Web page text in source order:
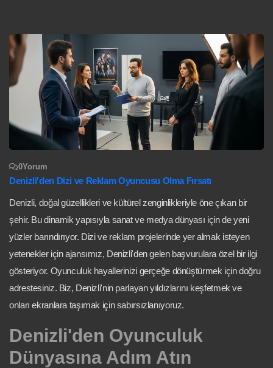
0Yorum
Denizli'den Dizi ve Reklam Oyuncusu Olma Fırsatı
Denizli, doğal güzellikleri ve kültürel zenginlikleriyle öne çıkan bir
şehir. Bu dinamik yapısıyla sanat ve medya dünyası için de yeni
yüzler barındırıyor. Dizi ve reklam projelerinde yer almak isteyen
yetenekler için ajansımız, Denizli'den gelen başvurulara özel bir ilgi
gösteriyor. Oyunculuk hayallerinizi gerçeğe dönüştürmek için doğru
adrestesiniz. Biz, Denizli'nin parlayan yıldızlarını keşfetmek ve
onları ekranlara taşımak için sabırsızlanıyoruz.
Denizli'den Oyunculuk
Dünyasına Adım Atın